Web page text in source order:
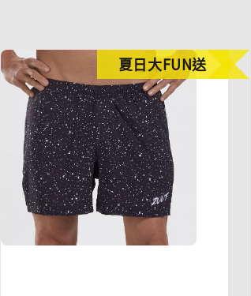
夏日大FUN送